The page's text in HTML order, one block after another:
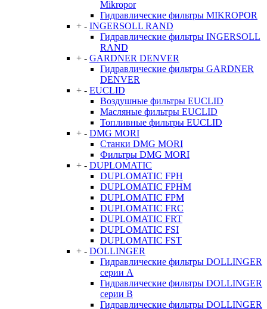
Mikropor
Гидравлические фильтры MIKROPOR
+ - INGERSOLL RAND
Гидравлические фильтры INGERSOLL
RAND
+ - GARDNER DENVER
Гидравлические фильтры GARDNER
DENVER
+ - EUCLID
Воздушные фильтры EUCLID
Масляные фильтры EUCLID
Топливные фильтры EUCLID
+ - DMG MORI
Станки DMG MORI
Фильтры DMG MORI
+ - DUPLOMATIC
DUPLOMATIC FPH
DUPLOMATIC FPHM
DUPLOMATIC FPM
DUPLOMATIC FRC
DUPLOMATIC FRT
DUPLOMATIC FSI
DUPLOMATIC FST
+ - DOLLINGER
Гидравлические фильтры DOLLINGER
серии A
Гидравлические фильтры DOLLINGER
серии B
Гидравлические фильтры DOLLINGER